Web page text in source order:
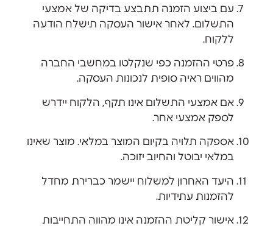
עם ביצוע הזמנה תתבצע בדיקה של אמצעי
התשלום. לאחר אישור העסקה תישלח הודעה
ללקוח.
פרטי ההזמנה כפי שנקלטו במחשבי החברה
מהווים ראיה סופית לנכונות העסקה.
אם אמצעי התשלום אינו תקף, הלקוח יידרש
לספק אמצעי אחר.
אספקה תלויה בקיום המוצר במלאי. מוצר שאינו
במלאי יבוטל והחיוב יזוכה.
היעד האחרון למשלוח יישמר כברירת מחדל
להזמנות עתידיות.
אישור קליטת ההזמנה אינו מהווה התחייבות